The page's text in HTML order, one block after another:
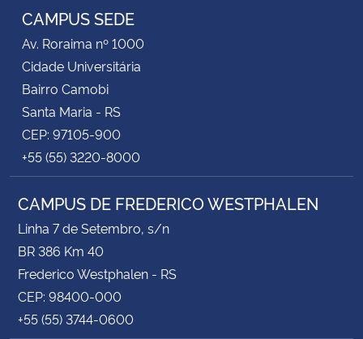
CAMPUS SEDE
Av. Roraima nº 1000
Cidade Universitária
Bairro Camobi
Santa Maria - RS
CEP: 97105-900
+55 (55) 3220-8000
CAMPUS DE FREDERICO WESTPHALEN
Linha 7 de Setembro, s/n
BR 386 Km 40
Frederico Westphalen - RS
CEP: 98400-000
+55 (55) 3744-0600